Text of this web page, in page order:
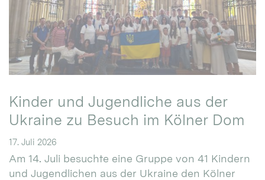
Kinder und Jugendliche aus der
Ukraine zu Besuch im Kölner Dom
17. Juli 2026
Am 14. Juli besuchte eine Gruppe von 41 Kindern
und Jugendlichen aus der Ukraine den Kölner